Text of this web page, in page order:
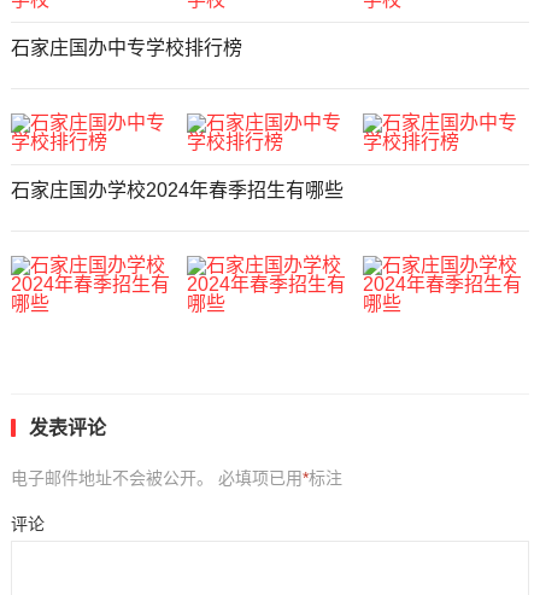
石家庄国办中专学校排行榜
石家庄国办学校2024年春季招生有哪些
发表评论
电子邮件地址不会被公开。 必填项已用*标注
评论